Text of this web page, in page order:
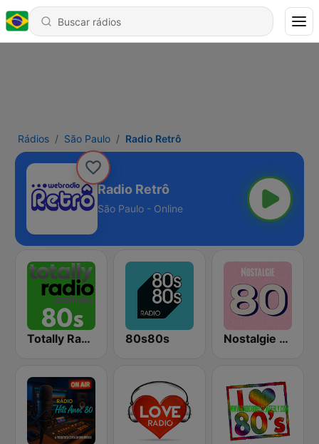
Rádios São Paulo Radio Retrô
Radio Retrô
São Paulo - Online
Totally Radio 80s 80s80s Nostalgie 80